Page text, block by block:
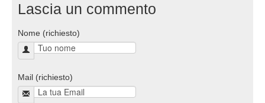
Lascia un commento
Nome (richiesto)
Mail (richiesto)